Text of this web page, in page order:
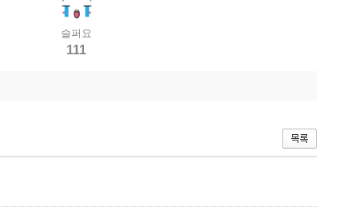
슬퍼요
111